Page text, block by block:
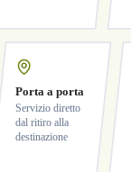
Porta a porta
Servizio diretto
dal ritiro alla
destinazione